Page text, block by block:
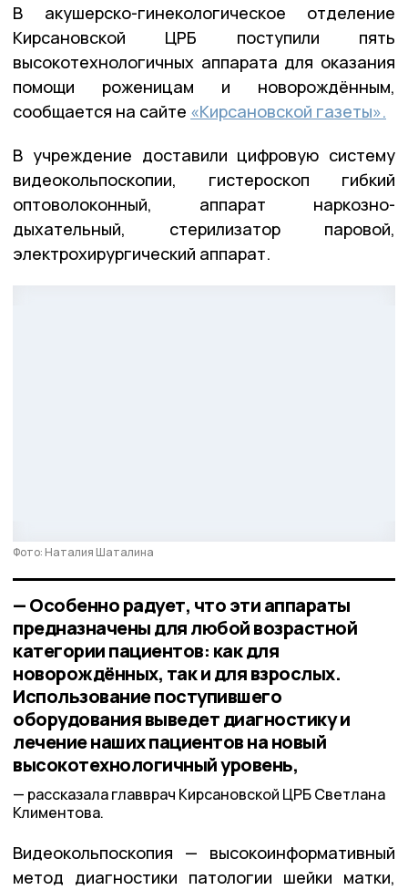
В акушерско-гинекологическое отделение
Кирсановской ЦРБ поступили пять
высокотехнологичных аппарата для оказания
помощи роженицам и новорождённым,
сообщается на сайте «Кирсановской газеты».
В учреждение доставили цифровую систему
видеокольпоскопии, гистероскоп гибкий
оптоволоконный, аппарат наркозно-
дыхательный, стерилизатор паровой,
электрохирургический аппарат.
Фото: Наталия Шаталина
— Особенно радует, что эти аппараты
предназначены для любой возрастной
категории пациентов: как для
новорождённых, так и для взрослых.
Использование поступившего
оборудования выведет диагностику и
лечение наших пациентов на новый
высокотехнологичный уровень,
рассказала главврач Кирсановской ЦРБ Светлана
Климентова.
Видеокольпоскопия — высокоинформативный
метод диагностики патологии шейки матки,